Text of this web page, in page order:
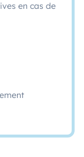
en cas de